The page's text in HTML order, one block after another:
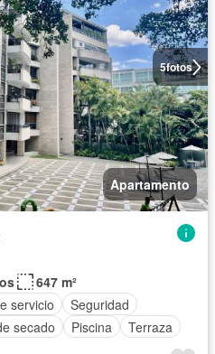
5fotos
Apartamento
647 m²
servicio
Seguridad
secado Piscina Terraza